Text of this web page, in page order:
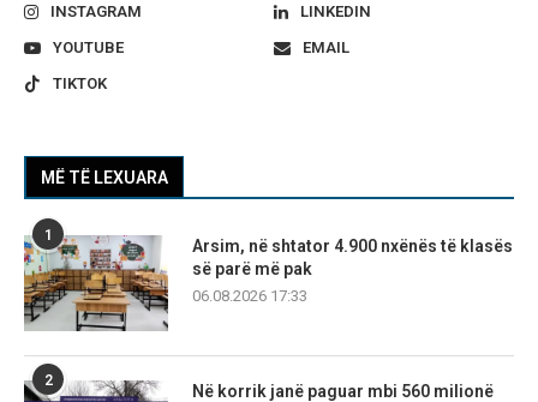
INSTAGRAM
LINKEDIN
YOUTUBE
EMAIL
TIKTOK
MË TË LEXUARA
1
Arsim, në shtator 4.900 nxënës të klasës
së parë më pak
06.08.2026 17:33
2
Në korrik janë paguar mbi 560 milionë